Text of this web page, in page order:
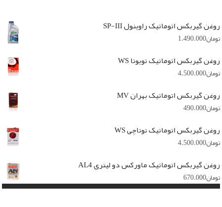
روغن گیربکس اتوماتیک راوینول SP-III
تومان1.490.000
روغن گیربکس اتوماتیک تویوتا WS
تومان4.500.000
روغن گیربکس اتوماتیک بهران MV
تومان490.000
روغن گیربکس اتوماتیک توتاچی WS
تومان4.500.000
روغن گیربکس اتوماتیک ماورکس دو لیتری AL4
تومان670.000